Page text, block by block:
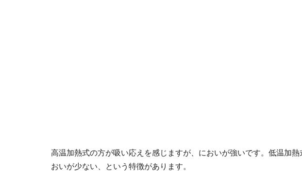
高温加熱式の方が吸い応えを感じますが、においが強いです。低温加
おいが少ない、という特徴があります。